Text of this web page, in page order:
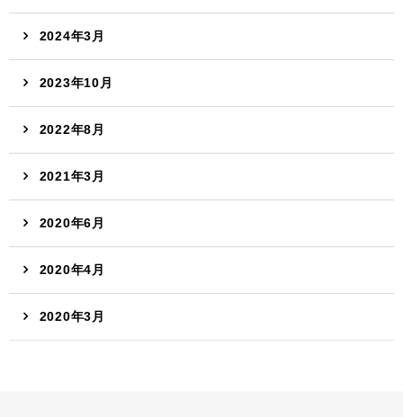
2024年3月
2023年10月
2022年8月
2021年3月
2020年6月
2020年4月
2020年3月